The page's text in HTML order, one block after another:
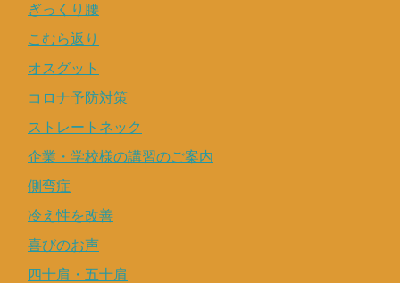
ぎっくり腰
こむら返り
オスグット
コロナ予防対策
ストレートネック
企業・学校様の講習のご案内
側弯症
冷え性を改善
喜びのお声
四十肩・五十肩